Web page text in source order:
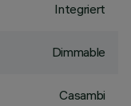
Integriert
Dimmable
Casambi